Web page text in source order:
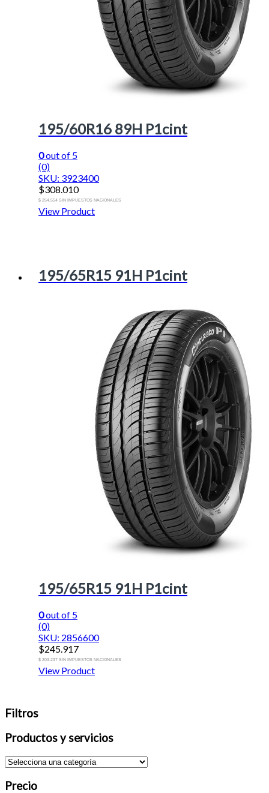
195/60R16 89H P1cint
0out of 5
(0)
SKU: 3923400
$308.010
$ 254.554 SIN IMPUESTOS NACIONALES
View Product
195/65R15 91H P1cint
195/65R15 91H P1cint
0out of 5
(0)
SKU: 2856600
$245.917
$ 203.237 SIN IMPUESTOS NACIONALES
View Product
Filtros
Productos y servicios
Precio